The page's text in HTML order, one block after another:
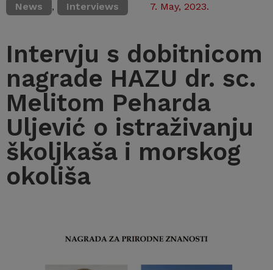
News , Interviews 7. May, 2023.
Intervju s dobitnicom
nagrade HAZU dr. sc.
Melitom Peharda
Uljević o istraživanju
školjkaša i morskog
okoliša